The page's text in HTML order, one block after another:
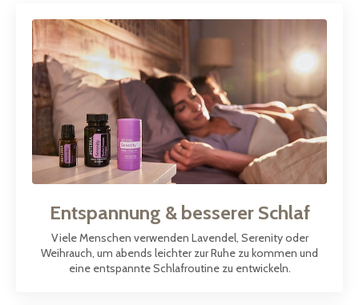
Entspannung & besserer Schlaf
Viele Menschen verwenden Lavendel, Serenity oder
Weihrauch, um abends leichter zur Ruhe zu kommen und
eine entspannte Schlafroutine zu entwickeln.